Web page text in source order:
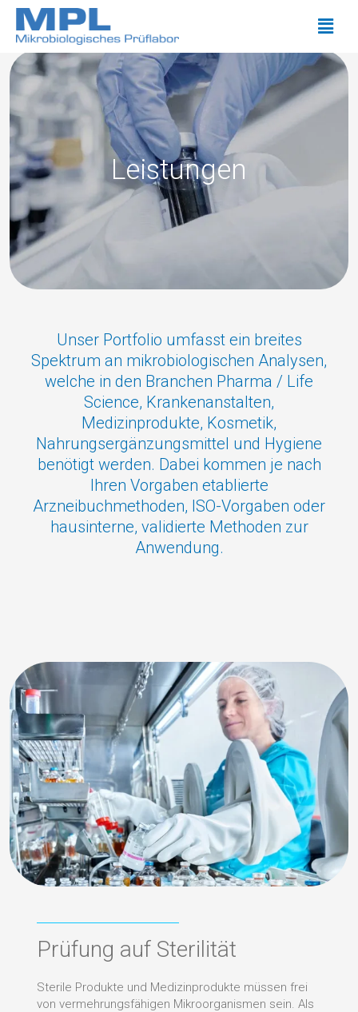
Leistungen
Unser Portfolio umfasst ein breites
Spektrum an mikrobiologischen Analysen,
welche in den Branchen Pharma / Life
Science, Krankenanstalten,
Medizinprodukte, Kosmetik,
Nahrungsergänzungsmittel und Hygiene
benötigt werden. Dabei kommen je nach
Ihren Vorgaben etablierte
Arzneibuchmethoden, ISO-Vorgaben oder
hausinterne, validierte Methoden zur
Anwendung.
Prüfung auf Sterilität
Sterile Produkte und Medizinprodukte müssen frei
von vermehrungs­fähigen Mikro­­organismen sein. Als